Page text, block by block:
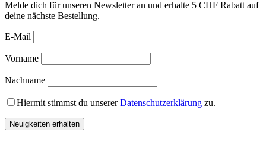
Melde dich für unseren Newsletter an und erhalte 5 CHF Rabatt auf
deine nächste Bestellung.
E-Mail
Vorname
Nachname
Hiermit stimmst du unsererDatenschutzerklärung zu.